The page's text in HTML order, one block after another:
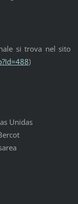
si trova nel sito
)
Unidas